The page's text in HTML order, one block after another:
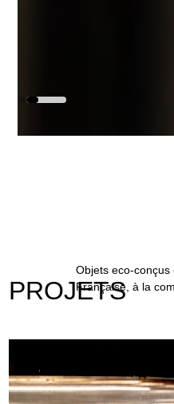
PROJETS
Objets eco-
Française, à la